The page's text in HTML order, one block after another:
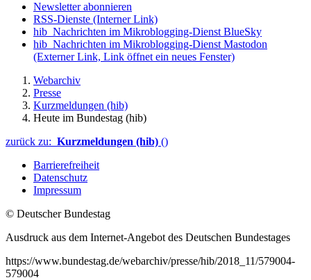
Newsletter abonnieren
RSS-Dienste (Interner Link)
hib_Nachrichten im Mikroblogging-Dienst BlueSky
hib_Nachrichten im Mikroblogging-Dienst Mastodon
(Externer Link, Link öffnet ein neues Fenster)
Webarchiv
Presse
Kurzmeldungen (hib)
Heute im Bundestag (hib)
zurück zu: Kurzmeldungen (hib) ()
Barrierefreiheit
Datenschutz
Impressum
© Deutscher Bundestag
Ausdruck aus dem Internet-Angebot des Deutschen Bundestages
https://www.bundestag.de/webarchiv/presse/hib/2018_11/579004-
579004